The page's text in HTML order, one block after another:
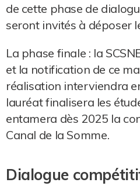
de cette phase de
seront invités à déposer
La phase finale : la
et la notification de ce
réalisation interviendra
lauréat finalisera les
entamera dès 2025 la
Canal de la Somme.
Dialogue